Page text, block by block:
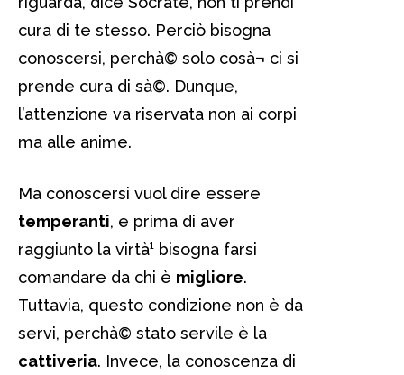
cura di te stesso. Perciò bisogna
conoscersi, perchà© solo cosà¬ ci si
prende cura di sà©. Dunque,
l’attenzione va riservata non ai corpi
ma alle anime.
Ma conoscersi vuol dire essere
temperanti, e prima di aver
raggiunto la virtà¹ bisogna farsi
comandare da chi è migliore.
Tuttavia, questo condizione non è da
servi, perchà© stato servile è la
cattiveria. Invece, la conoscenza di